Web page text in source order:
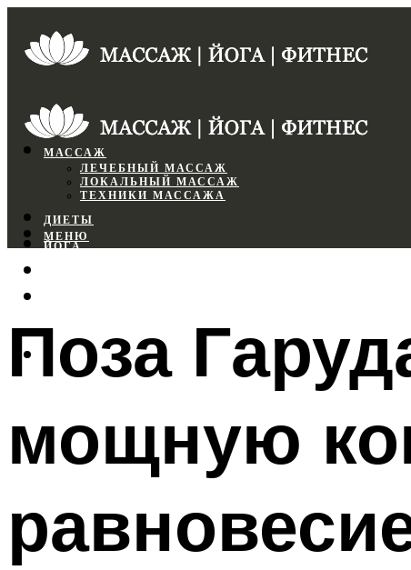
МАССАЖ
ЛЕЧЕБНЫЙ МАССАЖ
ЛОКАЛЬНЫЙ МАССАЖ
ТЕХНИКИ МАССАЖА
ДИЕТЫ
ЙОГА
МЕНЮ
МЕНЮ
Поза
мощную